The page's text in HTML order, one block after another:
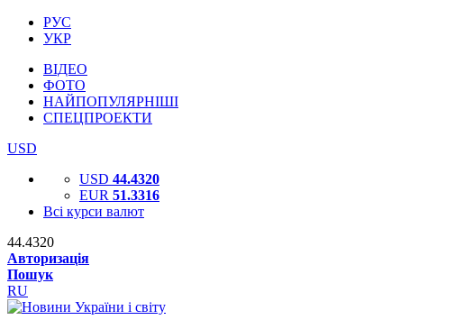
РУС
УКР
ВІДЕО
ФОТО
НАЙПОПУЛЯРНІШІ
СПЕЦПРОЕКТИ
USD
USD 44.4320
EUR 51.3316
Всі курси валют
44.4320
Авторизація
Пошук
RU